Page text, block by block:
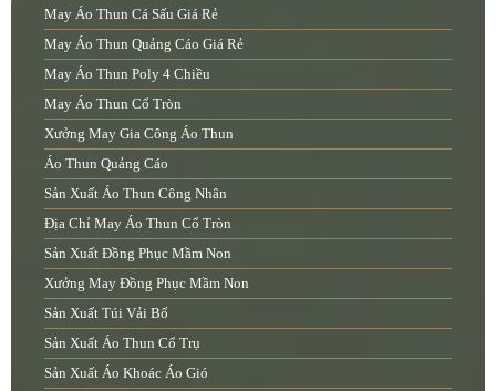
May Áo Thun Cá Sấu Giá Rẻ
May Áo Thun Quảng Cáo Giá Rẻ
May Áo Thun Poly 4 Chiều
May Áo Thun Cổ Tròn
Xưởng May Gia Công Áo Thun
Áo Thun Quảng Cáo
Sản Xuất Áo Thun Công Nhân
Địa Chỉ May Áo Thun Cổ Tròn
Sản Xuất Đồng Phục Mầm Non
Xưởng May Đồng Phục Mầm Non
Sản Xuất Túi Vải Bố
Sản Xuất Áo Thun Cổ Trụ
Sản Xuất Áo Khoác Áo Gió